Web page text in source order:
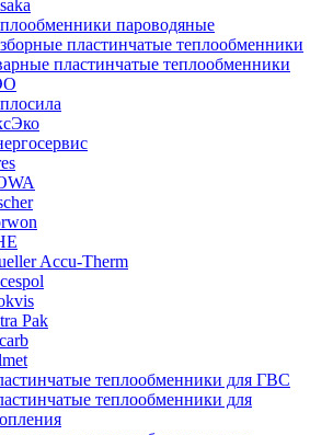
пароводяные
пластинчатые теплообменники
пластинчатые теплообменники
Accu-Therm
Pak
теплообменники для ГВС
теплообменники для